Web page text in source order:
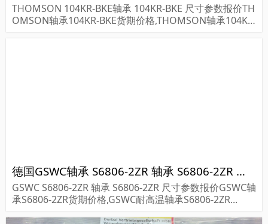
THOMSON 104KR-BKE轴承 104KR-BKE 尺寸参数报价TH
OMSON轴承104KR-BKE货期价格,THOMSON轴承104KR
德国GSWC轴承 S6806-2ZR 轴承 S6806-2ZR 尺寸参数报价
GSWC S6806-2ZR 轴承 S6806-2ZR 尺寸参数报价GSWC轴
承S6806-2ZR货期价格,GSWC耐高温轴承S6806-2ZR...